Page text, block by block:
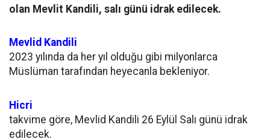
olan Mevlit Kandili, salı günü idrak edilecek.
Mevlid Kandili
2023 yılında da her yıl olduğu gibi milyonlarca
Müslüman tarafından heyecanla bekleniyor.
Hicri
takvime göre, Mevlid Kandili 26 Eylül Salı günü idrak
edilecek.